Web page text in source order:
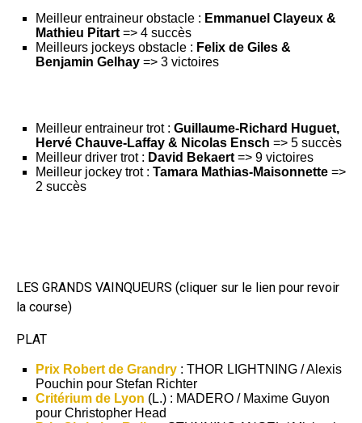
Meilleur entraineur obstacle : Emmanuel Clayeux &
Mathieu Pitart => 4 succès
Meilleurs jockeys obstacle : Felix de Giles &
Benjamin Gelhay => 3 victoires
Meilleur entraineur trot : Guillaume-Richard Huguet,
Hervé Chauve-Laffay & Nicolas Ensch => 5 succès
Meilleur driver trot : David Bekaert => 9 victoires
Meilleur jockey trot : Tamara Mathias-Maisonnette =>
2 succès
LES GRANDS VAINQUEURS (cliquer sur le lien pour revoir
la course)
PLAT
Prix Robert de Grandry : THOR LIGHTNING / Alexis
Pouchin pour Stefan Richter
Critérium de Lyon (L.) : MADERO / Maxime Guyon
pour Christopher Head